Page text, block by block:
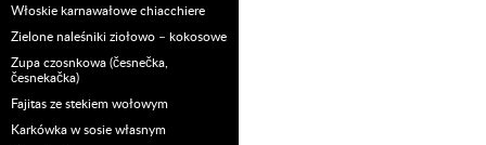
Włoskie karnawałowe chiacchiere
Zielone naleśniki ziołowo – kokosowe
Zupa czosnkowa (česnečka,
česnekačka)
Fajitas ze stekiem wołowym
Karkówka w sosie własnym